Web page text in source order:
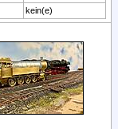
kein(e)